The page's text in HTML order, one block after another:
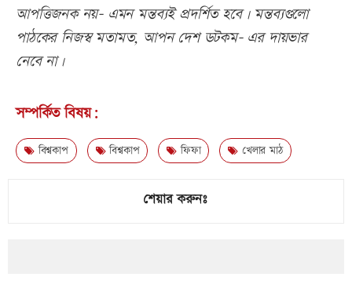
আপত্তিজনক নয়- এমন মন্তব্যই প্রদর্শিত হবে। মন্তব্যগুলো
পাঠকের নিজস্ব মতামত, আপন দেশ ডটকম- এর দায়ভার
নেবে না।
সম্পর্কিত বিষয়:
বিশ্বকাপ বিশ্বকাপ ফিফা খেলার মাঠ
শেয়ার করুনঃ